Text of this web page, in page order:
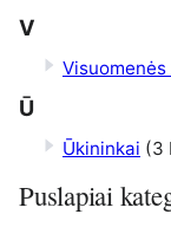
V
Ū
Ūkininkai (3
Puslapiai